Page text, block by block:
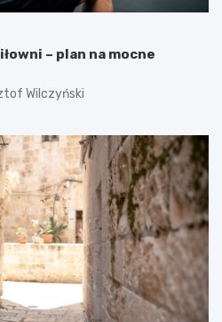
– plan na mocne
Wilczyński